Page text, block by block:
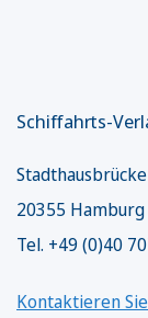
Schiffahrts-
20355 Hamburg
Tel. +49 (0)40
Kontaktieren